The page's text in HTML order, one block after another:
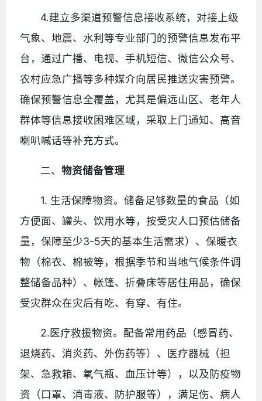
4.建立多渠道预警信息接收系统，对接上级
气象、地震、水利等专业部门的预警信息发布平
台，通过广播、电视、手机短信、微信公众号、
农村应急广播等多种媒介向居民推送灾害预警。
确保预警信息全覆盖，尤其是偏远山区、老年人
群体等信息接收困难区域，采取上门通知、高音
喇叭喊话等补充方式。
二、物资储备管理
1. 生活保障物资。储备足够数量的食品（如
方便面、罐头、饮用水等，按受灾人口预估储备
量，保障至少3-5天的基本生活需求）、保暖衣
物（棉衣、棉被等，根据季节和当地气候条件调
整储备品种）、帐篷、折叠床等居住用品，确保
受灾群众在灾后有吃、有穿、有住。
2.医疗救援物资。配备常用药品（感冒药、
退烧药、消炎药、外伤药等）、医疗器械（担
架、急救箱、氧气瓶、血压计等），以及防疫物
资（口罩、消毒液、防护服等），满足伤、病人